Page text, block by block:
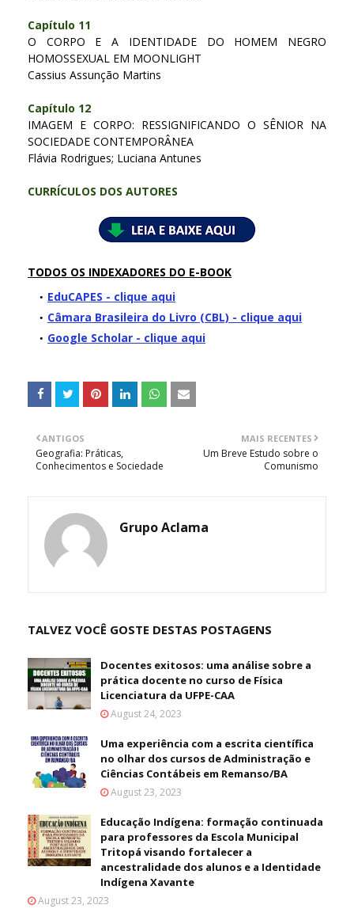
Capítulo 11
O CORPO E A IDENTIDADE DO HOMEM NEGRO
HOMOSSEXUAL EM MOONLIGHT
Cassius Assunção Martins
Capítulo 12
IMAGEM E CORPO: RESSIGNIFICANDO O SÊNIOR NA
SOCIEDADE CONTEMPORÂNEA
Flávia Rodrigues; Luciana Antunes
CURRÍCULOS DOS AUTORES
TODOS OS INDEXADORES DO E-BOOK
EduCAPES - clique aqui
Câmara Brasileira do Livro (CBL) - clique aqui
Google Scholar - clique aqui
MAIS RECENTES
Um Breve Estudo sobre o
Comunismo
ANTIGOS
Geografia: Práticas,
Conhecimentos e Sociedade
Grupo Aclama
TALVEZ VOCÊ GOSTE DESTAS POSTAGENS
Docentes exitosos: uma análise sobre a
prática docente no curso de Física
Licenciatura da UFPE-CAA
August 24, 2023
Uma experiência com a escrita científica
no olhar dos cursos de Administração e
Ciências Contábeis em Remanso/BA
August 23, 2023
Educação Indígena: formação continuada
para professores da Escola Municipal
Tritopá visando fortalecer a
ancestralidade dos alunos e a Identidade
Indígena Xavante
August 23, 2023